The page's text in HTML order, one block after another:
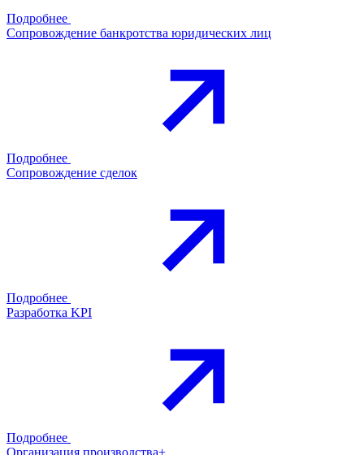
Подробнее
Сопровождение банкротства юридических лиц
Подробнее
Сопровождение сделок
Подробнее
Разработка KPI
Подробнее
Организация производства+